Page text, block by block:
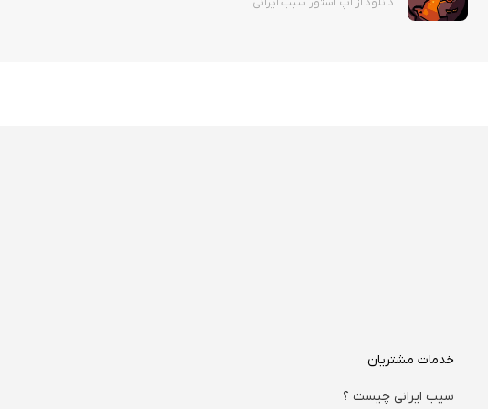
دانلود از اپ استور سیب ایرانی
خدمات مشتریان
سیب ایرانی چیست ؟